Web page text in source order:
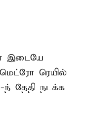
இடையே
ரெயில்
தேதி நடக்க